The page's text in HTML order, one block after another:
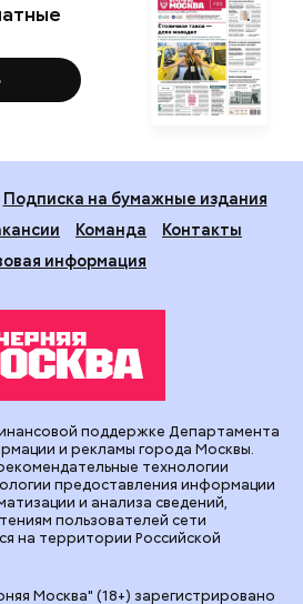
Подписка на бумажные издания
Команда
Контакты
информация
Москва" (18+) зарегистрировано
поддержке Департамента
и рекламы города Москвы.
технологии
предоставления информации
и анализа сведений,
пользователей сети
на территории Российской